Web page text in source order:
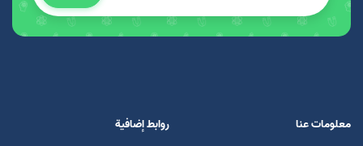
معلومات عنا
روابط إضافية